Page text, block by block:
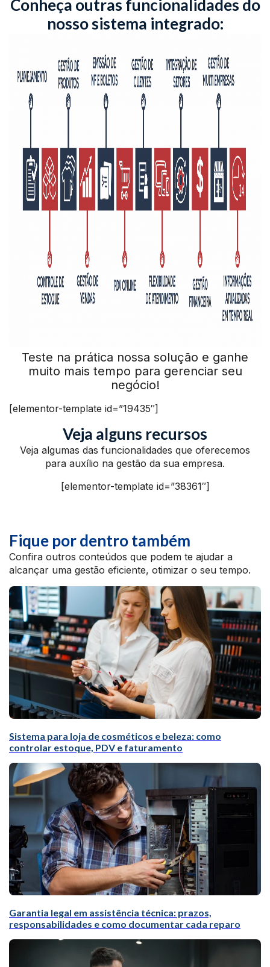
Conheça outras funcionalidades do
nosso sistema integrado:
Teste na prática nossa solução e ganhe
muito mais tempo para gerenciar seu
negócio!
[elementor-template id=”19435″]
Veja alguns recursos
Veja algumas das funcionalidades que oferecemos
para auxílio na gestão da sua empresa.
[elementor-template id=”38361″]
Fique por dentro também
Confira outros conteúdos que podem te ajudar a
alcançar uma gestão eficiente, otimizar o seu tempo.
Sistema para loja de cosméticos e beleza: como
controlar estoque, PDV e faturamento
Garantia legal em assistência técnica: prazos,
responsabilidades e como documentar cada reparo